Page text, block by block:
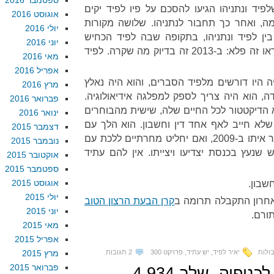
חפץ ב-2009 שלפיד ונתניהו הגיעו להסכם על פיו לפיד יקים
ואחר כך תחבור לנתניהו. שלושה מקורות
לפיד ונתניהו, בתקופה שבה לפיד הכחיש
בתוקף שיש לו כוונות פוליטיות. וראו זה פלא: ב-2013 זה בדיוק מה שקרה. לפיד
דורשים מלפיד הסברים, והוא היה נאלץ
הוא היה צריך לספק למפלגה אידיאולוגיה.
הדיקטטור לכל החיים שלה, שישית מהבוחרים
חייב לאף אחד דין וחשבון. הוא הלך עם
נתניהו ב-2013, סביר מאד שקשר איתו ב-2009, ואם יחליט מחרתיים ללכת עם
בכנסת יצדיעו ויצייתו. אין להם עתיד
התקבלה תרומה בקרן הבעת הרצון הטוב
יאיר לפיד יש עתיד פרויקט 300 2 תגובות
אוגוסט 2016
יולי 2016
יוני 2016
מאי 2016
אפריל 2016
מרץ 2016
פברואר 2016
ינואר 2016
דצמבר 2015
נובמבר 2015
אוקטובר 2015
ספטמבר 2015
אוגוסט 2015
יולי 2015
יוני 2015
מאי 2015
אפריל 2015
מרץ 2015
פברואר 2015